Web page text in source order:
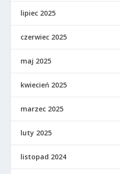
lipiec 2025
czerwiec 2025
maj 2025
kwiecień 2025
marzec 2025
luty 2025
listopad 2024